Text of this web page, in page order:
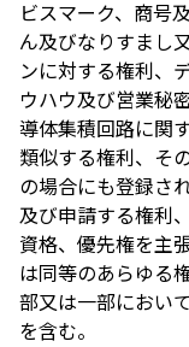
ビスマーク、商号
ん及びなりすまし
ンに対する権利、
ウハウ及び営業秘
導体集積回路に関
類似する権利、そ
の場合にも登録さ
及び申請する権利
資格、優先権を主
は同等のあらゆる
部又は一部におい
を含む。